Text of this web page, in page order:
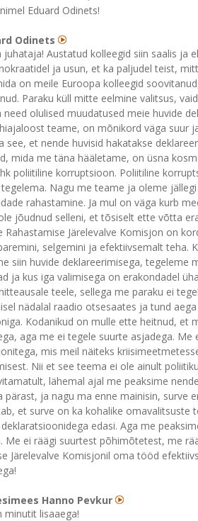
Eduard Odinets!
Odinets
juhataja! Austatud kolleegid siin saalis ja
ja usun, et ka paljudel teist,
on meile Euroopa kolleegid
Paraku küll mitte eelmine valitsus,
need olulised muudatused meie huvide
teame, on mõnikord väga suur
see, et nende huvisid hakatakse
mida me täna hääletame, on üsna
poliitiline korruptsioon. Poliitiline
Nagu me teame ja oleme
rahastamine. Ja mul on väga kurb
jõudnud selleni, et tõsiselt ette võtta
Rahastamise Järelevalve Komisjon on
selgemini ja efektiivsemalt teha.
siin huvide deklareerimisega, tegeleme
ja kus iga valimisega on erakondadel
teele, sellega me paraku ei
nädalal raadio otsesaates ja tund
Kodanikud on mulle ette heitnud, et
aga me ei tegele suurte asjadega.
mis meil näiteks
Nii et see teema ei ole ainult
lähemal ajal me peaksime
pärast, ja nagu ma enne mainisin, surve
et surve on ka kohalike omavalitsuste
edasi. Aga me
Me ei räägi suurtest põhimõtetest, me
Järelevalve Komisjonil oma tööd
Hanno Pevkur
minutit lisaaega!